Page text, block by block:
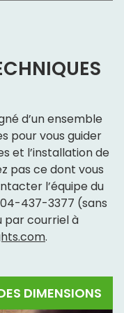
d’un ensemble
pour vous guider
et l’installation de
pas ce dont vous
l’équipe du
437-3377 (sans
par courriel à
.
DIMENSIONS